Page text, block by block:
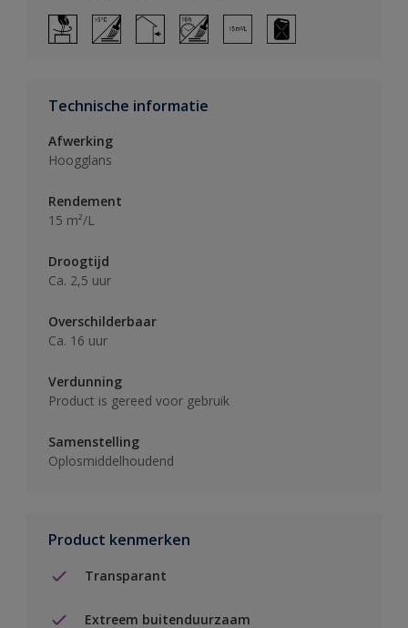
Technische informatie
Afwerking
Hoogglans
Rendement
15 m²/L
Droogtijd
Ca. 2,5 uur
Overschilderbaar
Ca. 16 uur
Verdunning
Product is gereed voor gebruik
Samenstelling
Oplosmiddelhoudend
Product kenmerken
Transparant
Extreem buitenduurzaam